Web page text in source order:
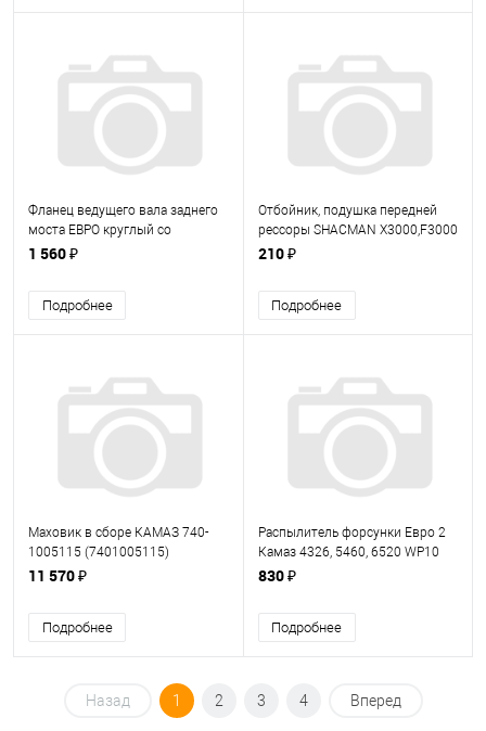
Фланец ведущего вала заднего
моста ЕВРО круглый со
шлицами 53205 53205-2402036
1 560 ₽
Подробнее
Отбойник, подушка передней
рессоры SHACMAN X3000,F3000
(188000520017)
210 ₽
Подробнее
Маховик в сборе КАМАЗ 740-
1005115 (7401005115)
11 570 ₽
Подробнее
Распылитель форсунки Евро 2
Камаз 4326, 5460, 6520 WP10
(DLLA155P180)
830 ₽
Подробнее
Назад 1 2 3 4 Вперед